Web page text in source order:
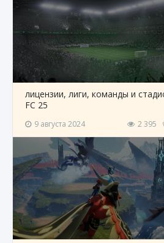
лицензии, лиги, команды и
FC 25
9 августа 2024 2 395